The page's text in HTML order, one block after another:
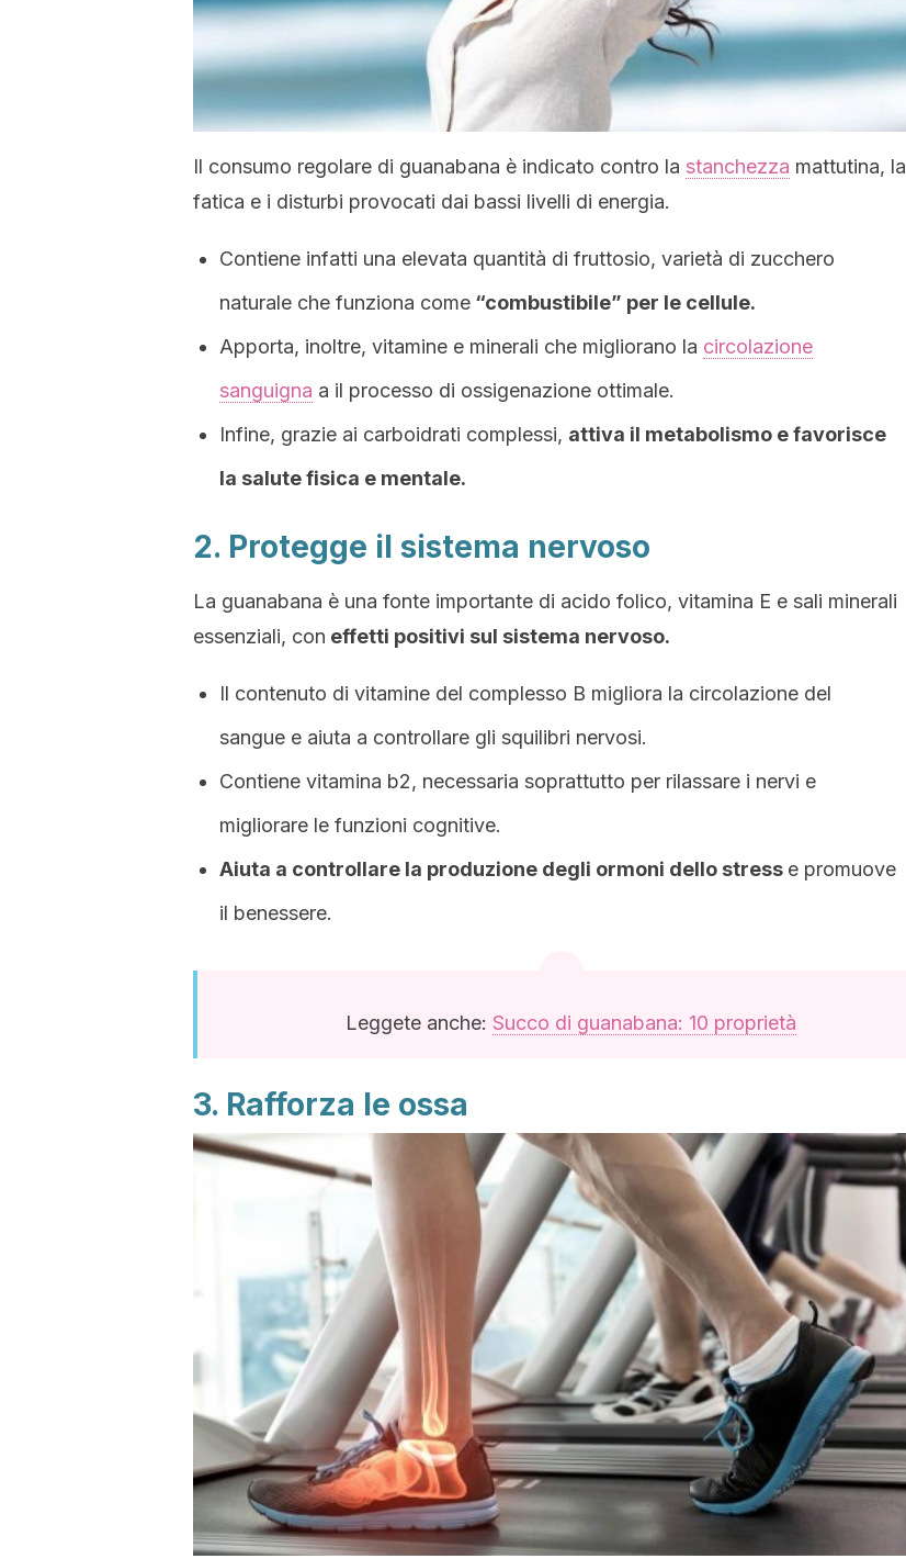
Il consumo regolare di guanabana è indicato contro la stanchezza mattutina, la
fatica e i disturbi provocati dai bassi livelli di energia.
Contiene infatti una elevata quantità di fruttosio, varietà di zucchero
naturale che funziona come “combustibile” per le cellule.
Apporta, inoltre, vitamine e minerali che migliorano la circolazione
sanguigna a il processo di ossigenazione ottimale.
Infine, grazie ai carboidrati complessi, attiva il metabolismo e favorisce
la salute fisica e mentale.
2. Protegge il sistema nervoso
La guanabana è una fonte importante di acido folico, vitamina E e sali minerali
essenziali, con effetti positivi sul sistema nervoso.
Il contenuto di vitamine del complesso B migliora la circolazione del
sangue e aiuta a controllare gli squilibri nervosi.
Contiene vitamina b2, necessaria soprattutto per rilassare i nervi e
migliorare le funzioni cognitive.
Aiuta a controllare la produzione degli ormoni dello stress e promuove
il benessere.
Leggete anche: Succo di guanabana: 10 proprietà
3. Rafforza le ossa